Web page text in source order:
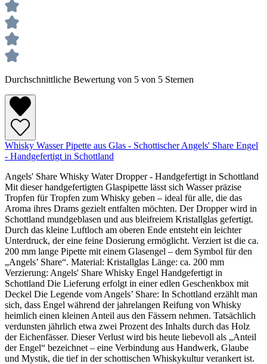
Durchschnittliche Bewertung von 5 von 5 Sternen
Whisky Wasser Pipette aus Glas - Schottischer Angels' Share Engel
- Handgefertigt in Schottland
Angels' Share Whisky Water Dropper - Handgefertigt in Schottland
Mit dieser handgefertigten Glaspipette lässt sich Wasser präzise
Tropfen für Tropfen zum Whisky geben – ideal für alle, die das
Aroma ihres Drams gezielt entfalten möchten. Der Dropper wird in
Schottland mundgeblasen und aus bleifreiem Kristallglas gefertigt.
Durch das kleine Luftloch am oberen Ende entsteht ein leichter
Unterdruck, der eine feine Dosierung ermöglicht. Verziert ist die ca.
200 mm lange Pipette mit einem Glasengel – dem Symbol für den
„Angels’ Share“. Material: Kristallglas Länge: ca. 200 mm
Verzierung: Angels' Share Whisky Engel Handgefertigt in
Schottland Die Lieferung erfolgt in einer edlen Geschenkbox mit
Deckel Die Legende vom Angels’ Share: In Schottland erzählt man
sich, dass Engel während der jahrelangen Reifung von Whisky
heimlich einen kleinen Anteil aus den Fässern nehmen. Tatsächlich
verdunsten jährlich etwa zwei Prozent des Inhalts durch das Holz
der Eichenfässer. Dieser Verlust wird bis heute liebevoll als „Anteil
der Engel“ bezeichnet – eine Verbindung aus Handwerk, Glaube
und Mystik, die tief in der schottischen Whiskykultur verankert ist.